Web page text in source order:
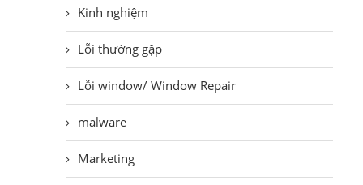
Kinh nghiệm
Lỗi thường gặp
Lỗi window/ Window Repair
malware
Marketing